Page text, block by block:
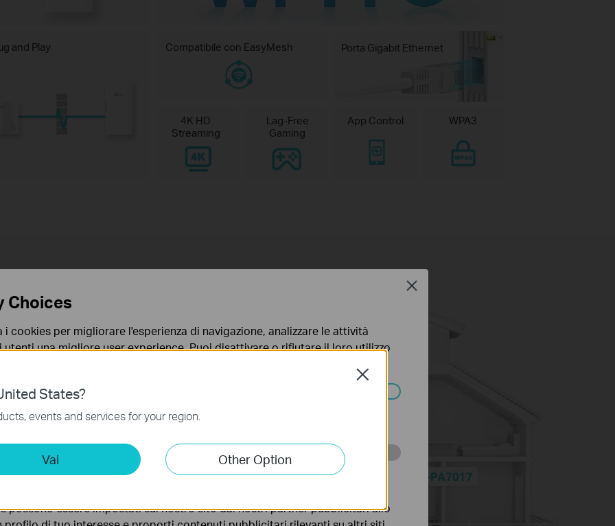
and Play Compatibile con EasyMesh Porta Gigabit Ethernet
4K HD
Streaming
Lag-Free
Gaming
App Control WPA3
e
network
e Wi-
dei cavi di
e
States?
events and services for your region.
Vai Other Option
Close
Choices
i cookies per migliorare l'esperienza di navigazione, analizzare le attività
una migliore user experience. Puoi disattivare o rifiutare il loro utilizzo
Per maggiori informazioni consulta la nostra
necessari per il corretto funzionamento del sito e non possono essere
Cookies
permettono di analizzare le tue attività sul nostro sito allo scopo di
possono essere impostati sul nostro sito dai nostri partner pubblicitari allo
Close